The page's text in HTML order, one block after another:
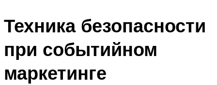
Техника безопасности
при событийном
маркетинге